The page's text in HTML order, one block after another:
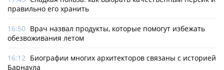
правильно его хранить
16:50 Врач назвал продукты, которые помогут избежать
обезвоживания летом
16:12 Биографии многих архитекторов связаны с историей
Барнаула